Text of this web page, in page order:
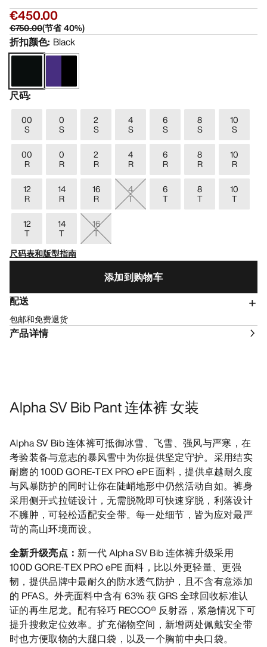
€450.00
€750.00(节省40%)
折扣颜色: Black
尺码:
00
S
0
S
2
S
4
S
6
S
8
S
10
S
00
R
0
R
2
R
4
R
6
R
8
R
10
R
12
R
14
R
16
R
4
T
6
T
8
T
10
T
12
T
14
T
16
T
尺码表和版型指南
添加到购物车
配送
包邮和免费退货
产品详情
Alpha SV Bib Pant 连体裤 女装
Alpha SV Bib 连体裤可抵御冰雪、飞雪、强风与严寒，在
考验装备与意志的暴风雪中为你提供坚定守护。采用结实
耐磨的 100D GORE-TEX PRO ePE 面料，提供卓越耐久度
与风暴防护的同时让你在陡峭地形中仍然活动自如。裤身
采用侧开式拉链设计，无需脱靴即可快速穿脱，利落设计
不臃肿，可轻松适配安全带。每一处细节，皆为应对最严
苛的高山环境而设。
全新升级亮点：新一代 Alpha SV Bib 连体裤升级采用
100D GORE-TEX PRO ePE 面料，比以外更轻量、更强
韧，提供品牌中最耐久的防水透气防护，且不含有意添加
的 PFAS。外壳面料中含有 63% 获 GRS 全球回收标准认
证的再生尼龙。配有轻巧 RECCO® 反射器，紧急情况下可
提升搜救定位效率。扩充储物空间，新增两处佩戴安全带
时也方便取物的大腿口袋，以及一个胸前中央口袋。